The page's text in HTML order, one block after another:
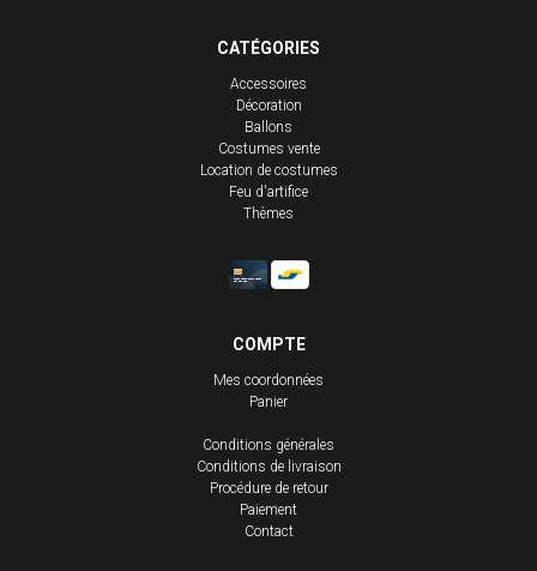
CATÉGORIES
Accessoires
Décoration
Ballons
Costumes vente
Location de costumes
Feu d'artifice
Thèmes
COMPTE
Mes coordonnées
Panier
Conditions générales
Conditions de livraison
Procédure de retour
Paiement
Contact